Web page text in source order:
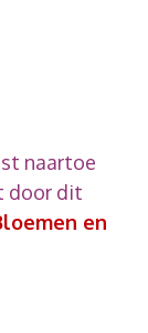
naartoe
door dit
en